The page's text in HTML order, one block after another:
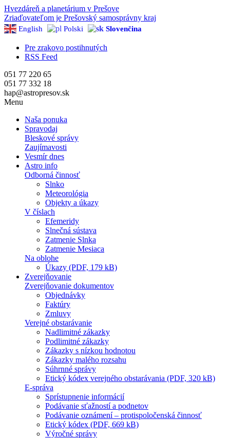
Hvezdáreň a planetárium v Prešove
Zriaďovateľom je Prešovský samosprávny kraj
English Polski Slovenčina
Pre zrakovo postihnutých
RSS Feed
051 77 220 65
051 77 332 18
hap@astropresov.sk
Menu
Naša ponuka
Spravodaj
Bleskové správy
Zaujímavosti
Vesmír dnes
Astro info
Odborná činnosť
Slnko
Meteorológia
Objekty a úkazy
V číslach
Efemeridy
Slnečná sústava
Zatmenie Slnka
Zatmenie Mesiaca
Na oblohe
Úkazy (PDF, 179 kB)
Zverejňovanie
Zverejňovanie dokumentov
Objednávky
Faktúry
Zmluvy
Verejné obstarávanie
Nadlimitné zákazky
Podlimitné zákazky
Zákazky s nízkou hodnotou
Zákazky malého rozsahu
Súhrnné správy
Etický kódex verejného obstarávania (PDF, 320 kB)
E-správa
Sprístupnenie informácií
Podávanie sťažností a podnetov
Podávanie oznámení – protispoločenská činnosť
Etický kódex (PDF, 669 kB)
Výročné správy